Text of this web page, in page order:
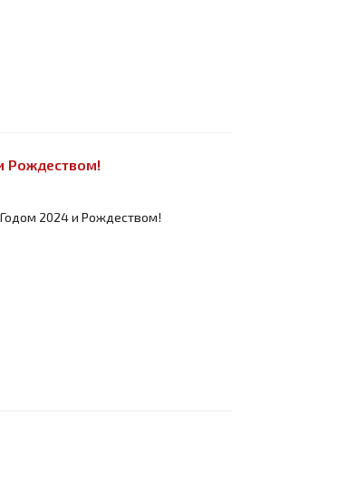
Рождеством!
2024 и Рождеством!